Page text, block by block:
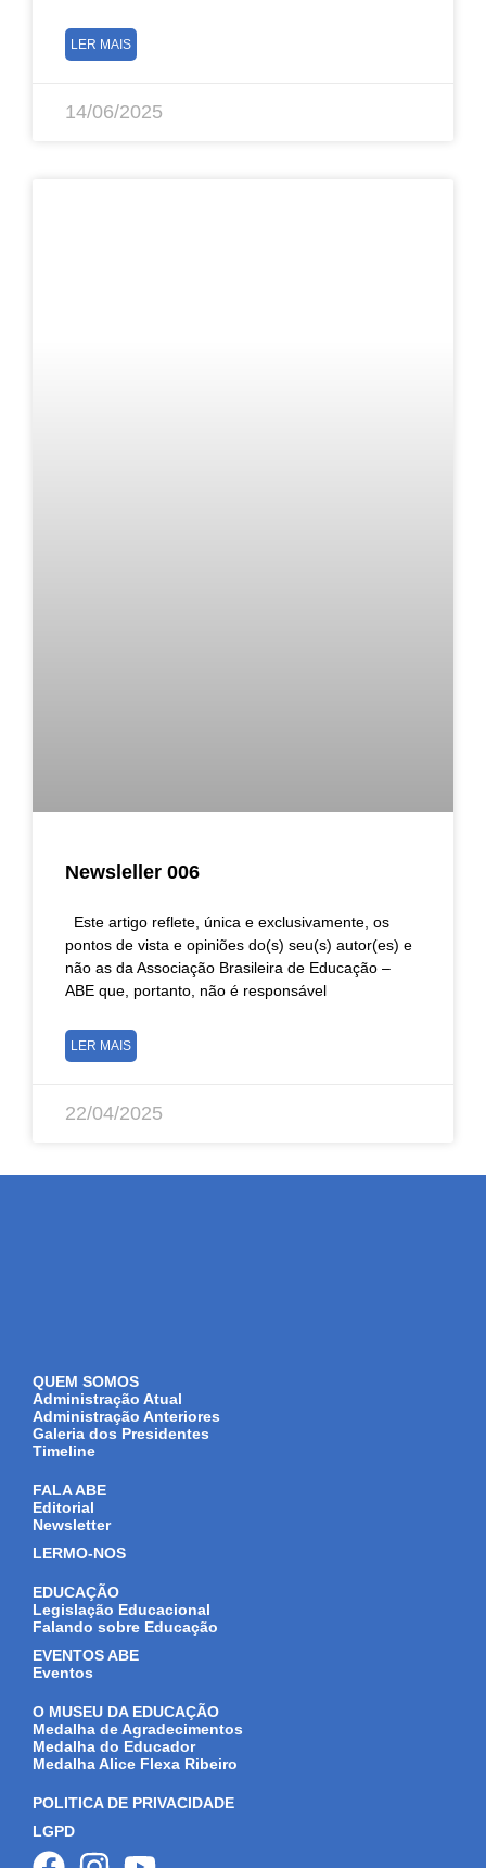
LER MAIS
14/06/2025
Newsleller 006
Este artigo reflete, única e exclusivamente, os
pontos de vista e opiniões do(s) seu(s) autor(es) e
não as da Associação Brasileira de Educação –
ABE que, portanto, não é responsável
LER MAIS
22/04/2025
QUEM SOMOS
Administração Atual
Administração Anteriores
Galeria dos Presidentes
Timeline
FALA ABE
Editorial
Newsletter
LERMO-NOS
EDUCAÇÃO
Legislação Educacional
Falando sobre Educação
EVENTOS ABE
Eventos
O MUSEU DA EDUCAÇÃO
Medalha de Agradecimentos
Medalha do Educador
Medalha Alice Flexa Ribeiro
POLITICA DE PRIVACIDADE
LGPD